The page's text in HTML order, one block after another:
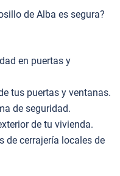
de Alba es segura?
en puertas y
tus puertas y ventanas.
de seguridad.
de tu vivienda.
de cerrajería locales de